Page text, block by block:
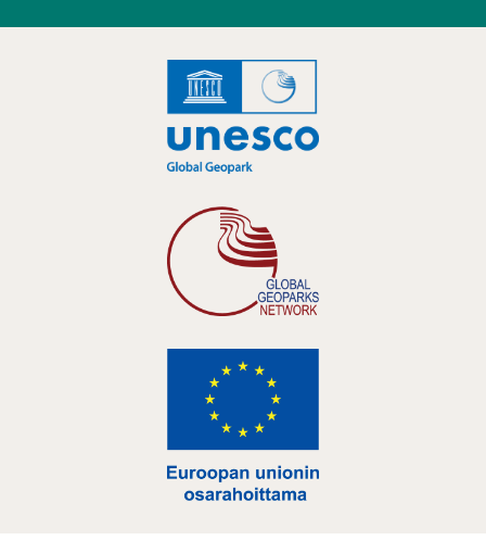
Hankelogo